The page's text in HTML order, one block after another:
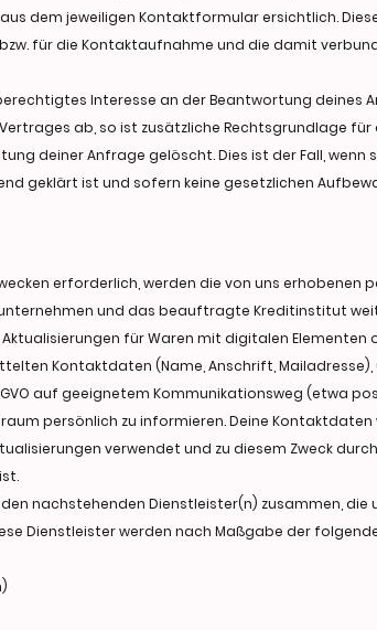
dem jeweiligen Kontaktformular ersichtlich.
für die Kontaktaufnahme und die damit
Interesse an der Beantwortung deines
ab, so ist zusätzliche Rechtsgrundlage für
deiner Anfrage gelöscht. Dies ist der Fall, wenn
geklärt ist und sofern keine gesetzlichen
erforderlich, werden die von uns erhobenen
und das beauftragte Kreditinstitut
für Waren mit digitalen Elementen
Kontaktdaten (Name, Anschrift, Mailadresse),
auf geeignetem Kommunikationsweg (etwa
persönlich zu informieren. Deine
verwendet und zu diesem Zweck
nachstehenden Dienstleister(n) zusammen, die
Dienstleister werden nach Maßgabe der